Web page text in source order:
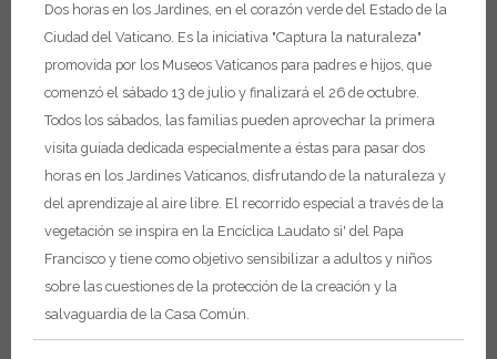
Dos horas en los Jardines, en el corazón verde del Estado de la
Ciudad del Vaticano. Es la iniciativa "Captura la naturaleza"
promovida por los Museos Vaticanos para padres e hijos, que
comenzó el sábado 13 de julio y finalizará el 26 de octubre.
Todos los sábados, las familias pueden aprovechar la primera
visita guiada dedicada especialmente a éstas para pasar dos
horas en los Jardines Vaticanos, disfrutando de la naturaleza y
del aprendizaje al aire libre. El recorrido especial a través de la
vegetación se inspira en la Encíclica Laudato sì' del Papa
Francisco y tiene como objetivo sensibilizar a adultos y niños
sobre las cuestiones de la protección de la creación y la
salvaguardia de la Casa Común.